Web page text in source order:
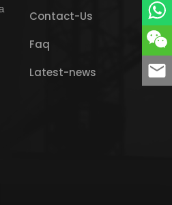
Contact-Us
Faq
Latest-news